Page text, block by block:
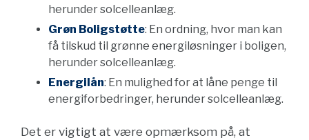
herunder solcelleanlæg.
Grøn Boligstøtte: En ordning, hvor man kan
få tilskud til grønne energiløsninger i boligen,
herunder solcelleanlæg.
Energilån: En mulighed for at låne penge til
energiforbedringer, herunder solcelleanlæg.
Det er vigtigt at være opmærksom på, at